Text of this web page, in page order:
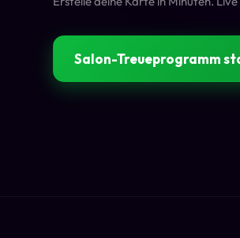
Salon-Treueprogramm